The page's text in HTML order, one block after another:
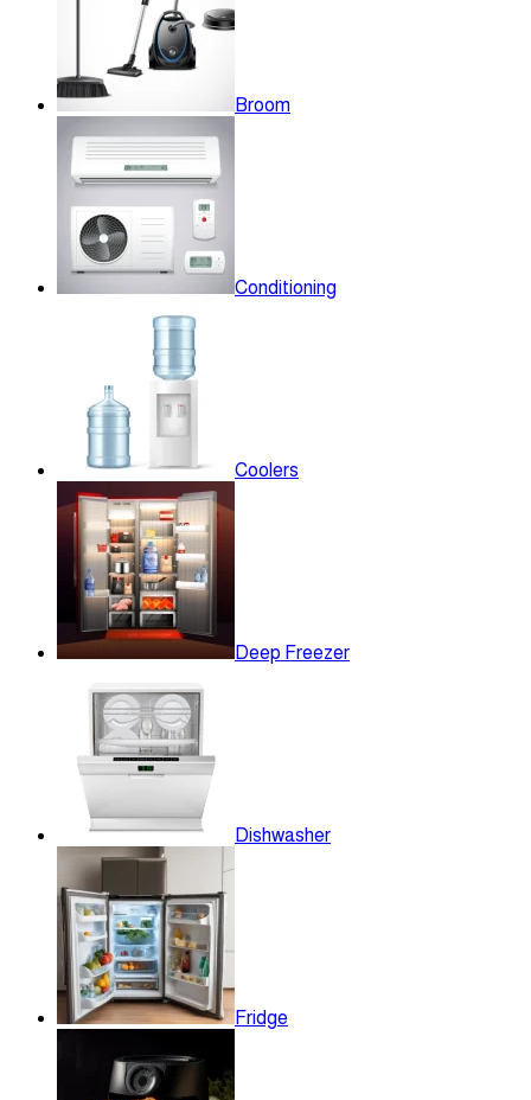
Broom
Conditioning
Coolers
Deep Freezer
Dishwasher
Fridge